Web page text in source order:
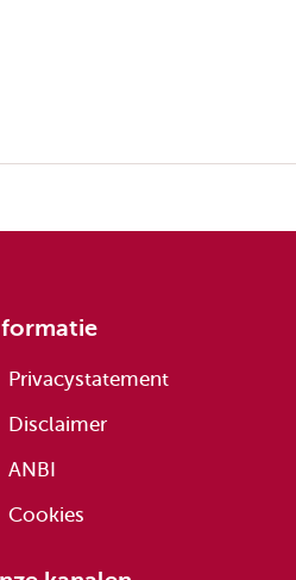
Privacystatement
Disclaimer
ANBI
Cookies